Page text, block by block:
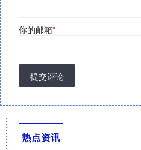
你的邮箱*
提交评论
热点资讯